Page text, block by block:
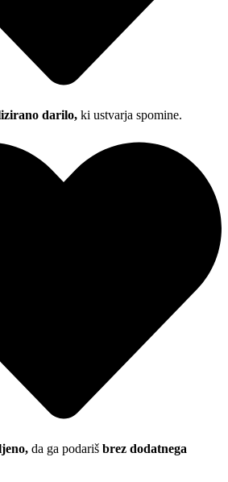
darilo, ki ustvarja spomine.
da ga podariš brez dodatnega